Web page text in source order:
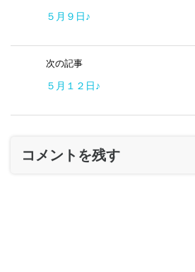
５月９日♪
次の記事
５月１２日♪
コメントを残す